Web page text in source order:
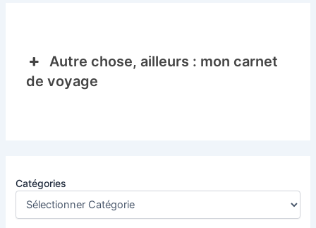
Autre chose, ailleurs : mon carnet
de voyage
Catégories